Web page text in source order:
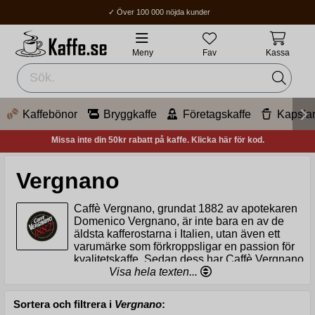
✓ Över 100 000 nöjda kunder
✓ Fri frakt över 400Kr
✓ Hemleverans / Ombud: 1-3 vardagar.
Meny Fav Kassa
Kaffebönor Bryggkaffe Företagskaffe Kapslar
Missa inte din 50kr rabatt på kaffe. Klicka här för kod.
Vergnano
Caffè Vergnano, grundat 1882 av apotekaren
Domenico Vergnano, är inte bara en av de
äldsta kafferostarna i Italien, utan även ett
varumärke som förkroppsligar en passion för
kvalitetskaffe. Sedan dess har Caffè Vergnano
blivit en symbol för utsökt italienskt kaffe och är ofta valet i
Sedan starten har Caffè Vergnano framhållit vikten av
Visa hela texten...
Sortera och filtrera i Vergnano: